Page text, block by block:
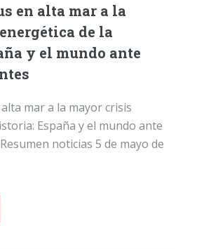
en alta mar a la
de la
y el mundo ante
mar a la mayor crisis
España y el mundo ante
noticias 5 de mayo de